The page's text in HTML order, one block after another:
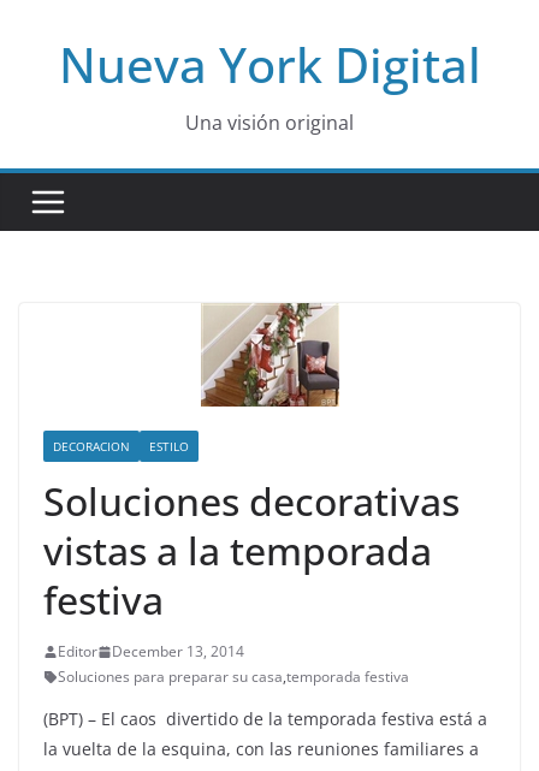
contentNueva York Digital
Una visión original
DECORACION ESTILO
Soluciones decorativas
vistas a la temporada
festiva
Editor
December 13, 2014
Soluciones para preparar su casa,temporada festiva
(BPT) – El caos divertido de la temporada festiva está a
la vuelta de la esquina, con las reuniones familiares a